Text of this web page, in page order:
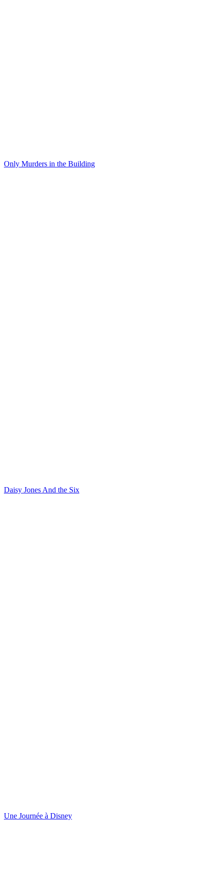
Only Murders in the Building
Daisy Jones And the Six
Une Journée à Disney